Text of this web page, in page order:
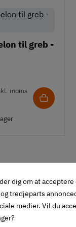
til greb -
moms
dig om at
tredjeparts
medier. Vil du